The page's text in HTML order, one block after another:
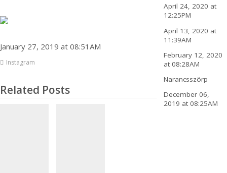
January 27, 2019 at 08:51AM
Instagram
Related Posts
April 24, 2020 at
12:25PM
April 13, 2020 at
11:39AM
February 12, 2020
at 08:28AM
Narancsszörp
December 06,
2019 at 08:25AM